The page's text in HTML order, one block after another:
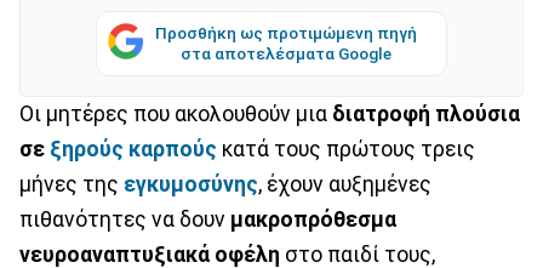
Προσθήκη ως προτιμώμενη πηγή
στα αποτελέσματα Google
Οι μητέρες που ακολουθούν μια διατροφή πλούσια
σε ξηρούς καρπούς κατά τους πρώτους τρεις
μήνες της εγκυμοσύνης, έχουν αυξημένες
πιθανότητες να δουν μακροπρόθεσμα
νευροαναπτυξιακά οφέλη στο παιδί τους,